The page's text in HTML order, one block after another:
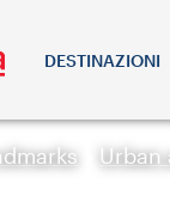
DESTINAZIONI